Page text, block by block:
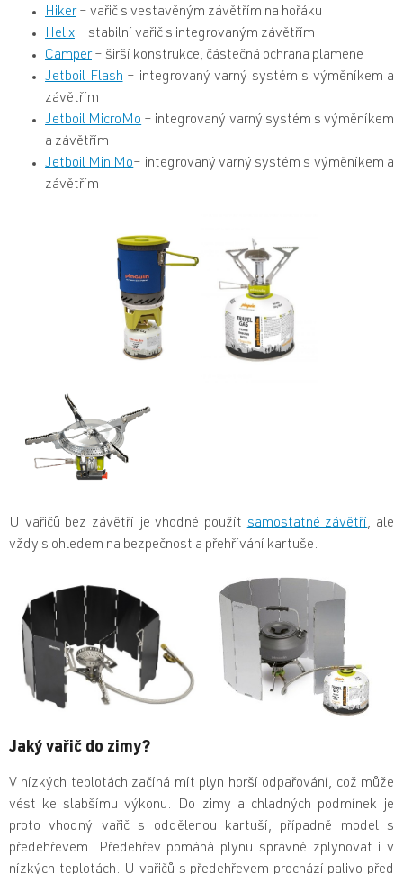
Hiker– vařič s vestavěným závětřím na hořáku
Helix – stabilní vařič s integrovaným závětřím
Camper– širší konstrukce, částečná ochrana plamene
Jetboil Flash – integrovaný varný systém s výměníkem a
závětřím
Jetboil MicroMo – integrovaný varný systém s výměníkem
a závětřím
Jetboil MiniMo– integrovaný varný systém s výměníkem a
závětřím
U vařičů bez závětří je vhodné použítsamostatné závětří, ale
vždy s ohledem na bezpečnost a přehřívání kartuše.
Jaký vařič do zimy?
V nízkých teplotách začíná mít plyn horší odpařování, což může
vést ke slabšímu výkonu. Do zimy a chladných podmínek je
proto vhodný vařič s oddělenou kartuší, případně model s
předehřevem. Předehřev pomáhá plynu správně zplynovat i v
nízkých teplotách. U vařičů s předehřevem prochází palivo před